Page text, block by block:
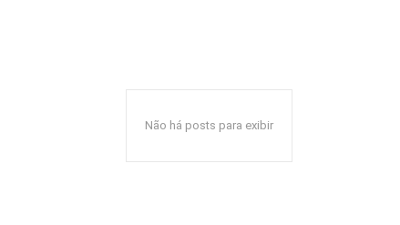
Não há posts para exibir